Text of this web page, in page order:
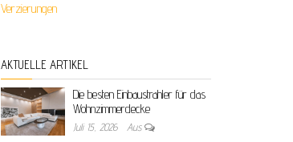
Verzierungen
AKTUELLE ARTIKEL
Die besten Einbaustrahler für das
Wohnzimmerdecke
Juli 15, 2026 Aus